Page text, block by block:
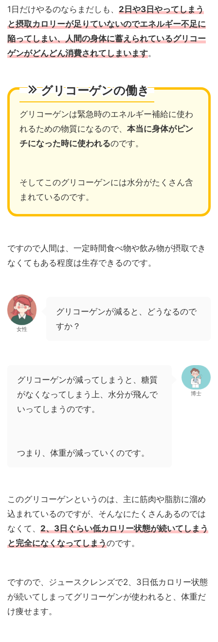
1日だけやるのならまだしも、 2日や3日やってしまう
と摂取カロリーが足りていないのでエネルギー不足に
陥ってしまい、人間の身体に蓄えられているグリコー
ゲンがどんどん消費されてしまいます。
グリコーゲンの働き
グリコーゲンは緊急時のエネルギー補給に使わ
れるための物質になるので、 本当に身体がピン
チになった時に使われるのです。
そしてこのグリコーゲンには水分がたくさん含
まれているのです。
ですので人間は、一定時間食べ物や飲み物が摂取でき
なくてもある程度は生存できるのです。
女性
グリコーゲンが減ると、どうなるので
すか？
グリコーゲンが減ってしまうと、糖質
がなくなってしまう上、水分が飛んで
いってしまうのです。
つまり、体重が減っていくのです。
博士
このグリコーゲンというのは、主に筋肉や脂肪に溜め
込まれているのですが、そんなにたくさんあるのでは
なくて、 2、3日ぐらい低カロリー状態が続いてしまう
と完全になくなってしまうのです。
ですので、ジュースクレンズで2、3日低カロリー状態
が続いてしまってグリコーゲンが使われると、体重だ
け痩せます。